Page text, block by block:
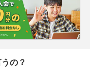
の？